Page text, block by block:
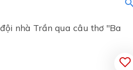
nhà Trần qua câu thơ "Ba